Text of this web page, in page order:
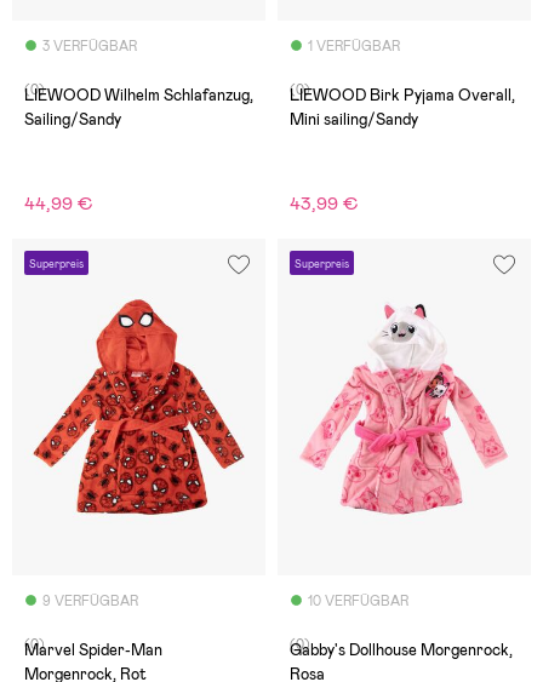
3 VERFÜGBAR
(0)
LIEWOOD Wilhelm Schlafanzug,
Sailing/Sandy
44,99 €
1 VERFÜGBAR
(0)
LIEWOOD Birk Pyjama Overall,
Mini sailing/Sandy
43,99 €
Superpreis
9 VERFÜGBAR
(0)
Marvel Spider-Man
Morgenrock, Rot
Superpreis
10 VERFÜGBAR
(0)
Gabby's Dollhouse Morgenrock,
Rosa